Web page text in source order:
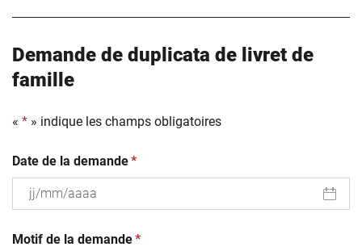
Demande de duplicata de livret de
famille
« * » indique les champs obligatoires
Date de la demande(obligatoire)
*
slash
Motif de la demande(obligatoire)
*